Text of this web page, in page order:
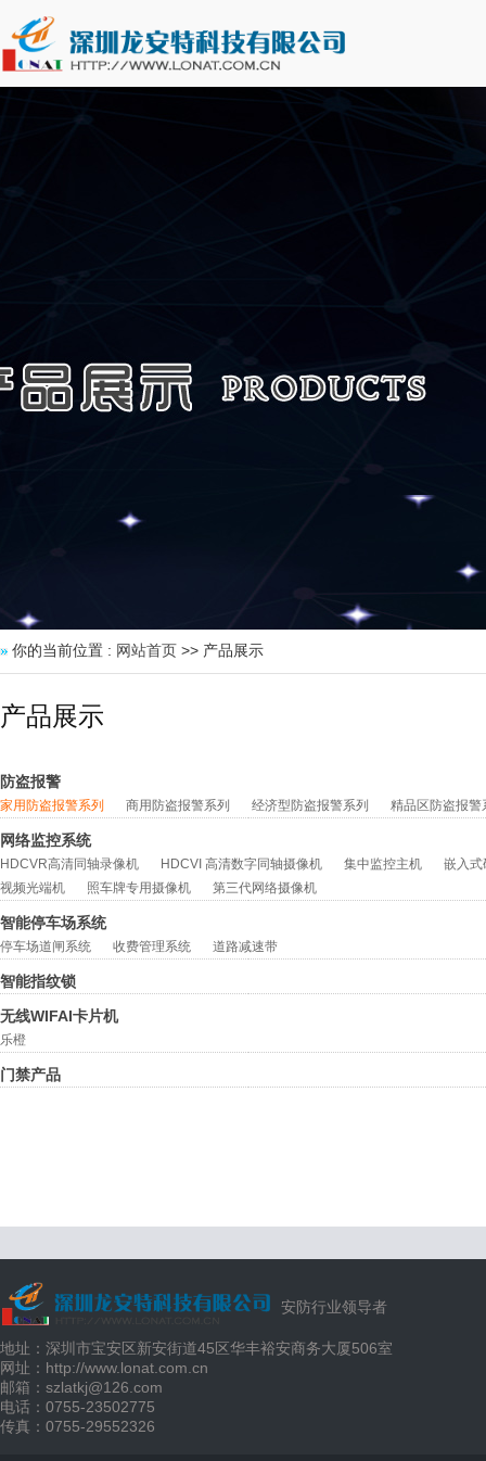
你的当前位置 : 网站首页 >> 产品展示
产品展示
防盗报警
家用防盗报警系列 商用防盗报警系列 经济型防盗报警系列 精品区防盗报警
网络监控系统
HDCVR高清同轴录像机 HDCVI 高清数字同轴摄像机 集中监控主机
嵌入式
视频光端机
照车牌专用摄像机 第三代网络摄像机
智能停车场系统
停车场道闸系统 收费管理系统 道路减速带
智能指纹锁
无线WIFAI卡片机
乐橙
门禁产品
安防行业领导者
地址：深圳市宝安区新安街道45区华丰裕安商务大厦506室
网址：http://www.lonat.com.cn
邮箱：szlatkj@126.com
电话：0755-23502775
传真：0755-29552326